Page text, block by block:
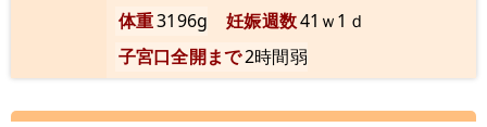
体重3196g 妊娠週数41ｗ1ｄ
子宮口全開まで2時間弱